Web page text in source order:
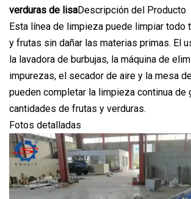
verduras de lisaDescripción del Producto
Esta línea de limpieza puede limpiar todo
y frutas sin dañar las materias primas. El
la lavadora de burbujas, la máquina de
impurezas, el secador de aire y la mesa
pueden completar la limpieza continua de
cantidades de frutas y verduras.
Fotos detalladas